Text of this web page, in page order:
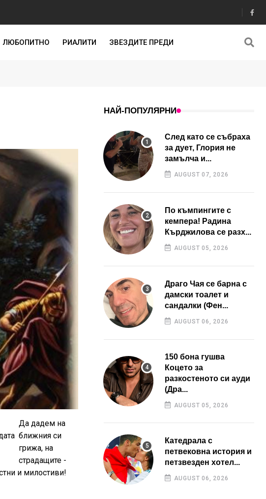
ЛЮБОПИТНО РИАЛИТИ ЗВЕЗДИТЕ ПРЕДИ
Да дадем на
ближния си
грижа, на
страдащите -
и милостиви!
НАЙ-ПОПУЛЯРНИ
След като се събраха
за дует, Глория не
замълча и...
AUGUST 07, 2026
По къмпингите с
кемпера! Радина
Кърджилова се разх...
AUGUST 05, 2026
Драго Чая се барна с
дамски тоалет и
сандалки (Фен...
AUGUST 06, 2026
150 бона гушва
Коцето за
разкостеното си ауди
(Дра...
AUGUST 05, 2026
Катедрала с
петвековна история и
петзвезден хотел...
AUGUST 06, 2026